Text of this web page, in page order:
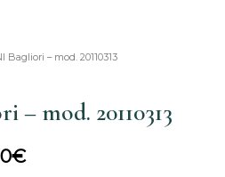
Bagliori – mod. 20110313
mod. 20110313
€
Il
prezzo
è: